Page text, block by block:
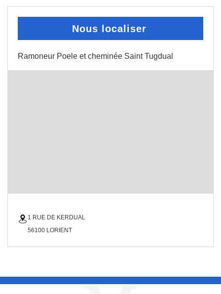
Nous localiser
Ramoneur Poele et cheminée Saint Tugdual
1 RUE DE KERDUAL
56100 LORIENT